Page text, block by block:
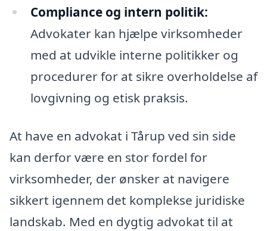
Compliance og intern politik:
Advokater kan hjælpe virksomheder
med at udvikle interne politikker og
procedurer for at sikre overholdelse af
lovgivning og etisk praksis.
At have en advokat i Tårup ved sin side
kan derfor være en stor fordel for
virksomheder, der ønsker at navigere
sikkert igennem det komplekse juridiske
landskab. Med en dygtig advokat til at